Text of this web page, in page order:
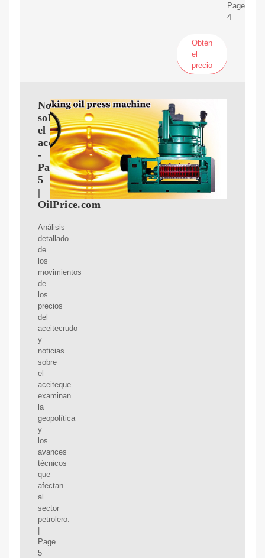
Page
4
Obtén
el
precio
Noticias
sobre
el
aceitecrudo
-
Page
5
|
OilPrice.com
Análisis
detallado
de
los
movimientos
de
los
precios
del
aceitecrudo
y
noticias
sobre
el
aceiteque
examinan
la
geopolítica
y
los
avances
técnicos
que
afectan
al
sector
petrolero.
Page
5